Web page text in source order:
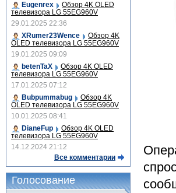
Eugenrex
Обзор 4K OLED
телевизора LG 55EG960V
29.01.2025 22:36
XRumer23Wence
Обзор 4K
OLED телевизора LG 55EG960V
19.01.2025 09:09
betenTaX
Обзор 4K OLED
телевизора LG 55EG960V
17.01.2025 07:12
Bubpummabug
Обзор 4K
OLED телевизора LG 55EG960V
10.01.2025 08:41
DianeFup
Обзор 4K OLED
телевизора LG 55EG960V
14.12.2024 21:12
Все комментарии
Голосование